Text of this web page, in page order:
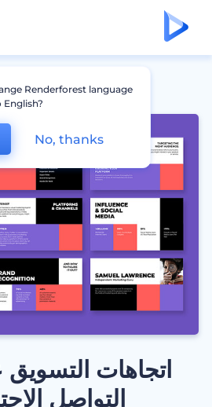
اتجاهات
التواصل
Renderforest language
English?
No, thanks